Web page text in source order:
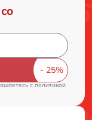
cполитикой